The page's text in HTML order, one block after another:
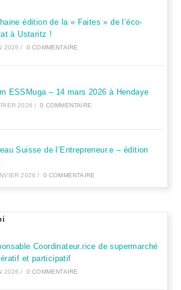
édition de la « Faites » de l’éco-
à Ustaritz !
2026 / 0 COMMENTAIRE
ESSMuga – 14 mars 2026 à Hendaye
2026 / 0 COMMENTAIRE
Suisse de l’Entrepreneur.e – édition
2026 / 0 COMMENTAIRE
Coordinateur.rice de supermarché
et participatif
2026 / 0 COMMENTAIRE